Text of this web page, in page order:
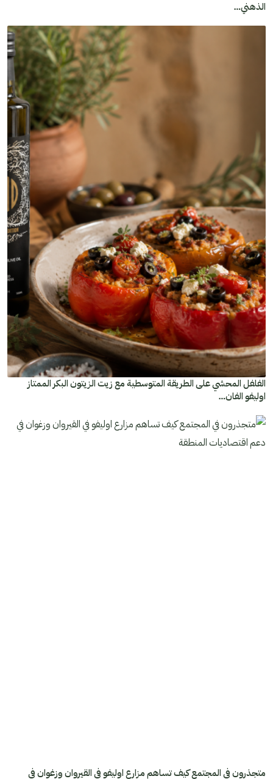
الذهني…
الفلفل المحشي على الطريقة المتوسطية مع زيت الزيتون البكر الممتاز
اوليفو الفان…
متجذرون في المجتمع كيف تساهم مزارع اوليفو في القيروان وزغوان في